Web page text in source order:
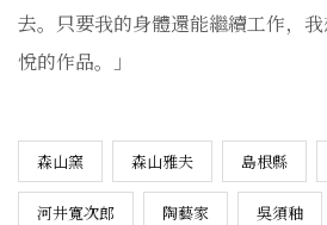
去。只要我的身體還能繼續工作，
悅的作品。」
森山窯 森山雅夫 島根縣
河井寬次郎 陶藝家 吳須釉